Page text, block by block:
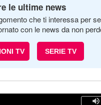
le ultime news
che ti interessa per
con le news da non
TV SERIE TV